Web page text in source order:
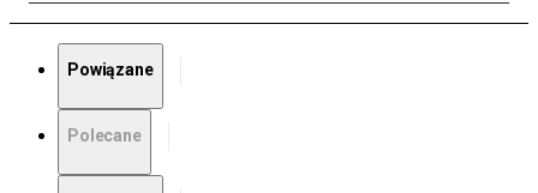
Powiązane
Polecane